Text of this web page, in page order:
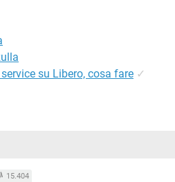
su Libero, cosa fare ✓
15.404